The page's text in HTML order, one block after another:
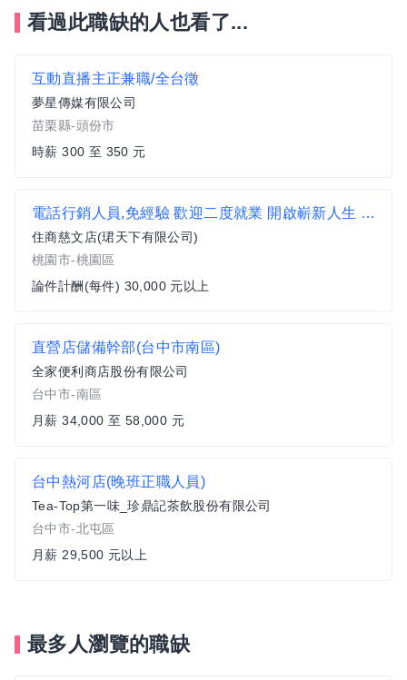
看過此職缺的人也看了...
互動直播主正兼職/全台徵
夢星傳媒有限公司
苗栗縣-頭份市
時薪 300 至 350 元
電話行銷人員,免經驗 歡迎二度就業 開啟嶄新人生 (住商不動產桃園慈文加盟店)
住商慈文店(珺天下有限公司)
桃園市-桃園區
論件計酬(每件) 30,000 元以上
直營店儲備幹部(台中市南區)
全家便利商店股份有限公司
台中市-南區
月薪 34,000 至 58,000 元
台中熱河店(晚班正職人員)
Tea-Top第一味_珍鼎記茶飲股份有限公司
台中市-北屯區
月薪 29,500 元以上
最多人瀏覽的職缺